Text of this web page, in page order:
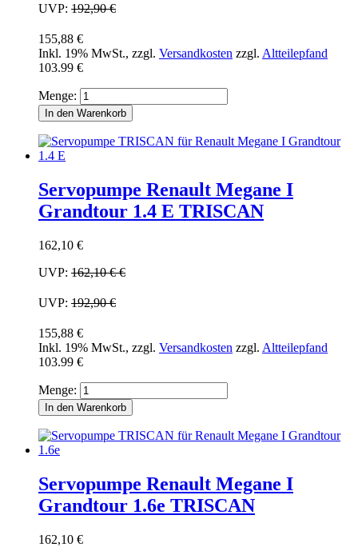
UVP: 192,90 €
155,88 €
Inkl. 19% MwSt., zzgl. Versandkosten zzgl. Altteilepfand
103.99 €
Menge:
In den Warenkorb
Servopumpe Renault Megane I
Grandtour 1.4 E TRISCAN
162,10 €
UVP: 162,10 €€
UVP: 192,90 €
155,88 €
Inkl. 19% MwSt., zzgl. Versandkosten zzgl. Altteilepfand
103.99 €
Menge:
In den Warenkorb
Servopumpe Renault Megane I
Grandtour 1.6e TRISCAN
162,10 €